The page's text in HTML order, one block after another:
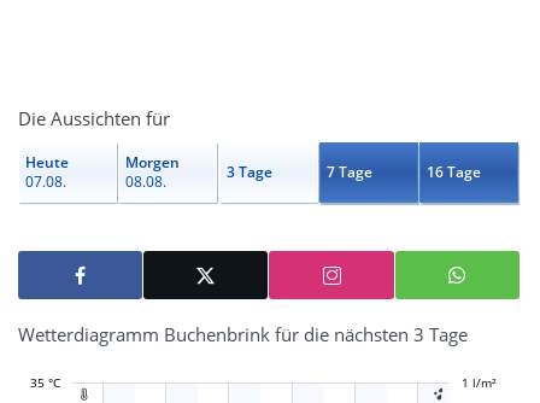
Die Aussichten für
Heute
07.08.
Morgen
08.08.
3 Tage 7 Tage 16 Tage
Wetterdiagramm Buchenbrink für die nächsten 3 Tage
 
35 °C -0,4 l/m²
-0,2 l/m²
1 l/m²
1,2 l/m²